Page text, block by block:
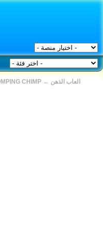
CHIMP ← العاب الذهن